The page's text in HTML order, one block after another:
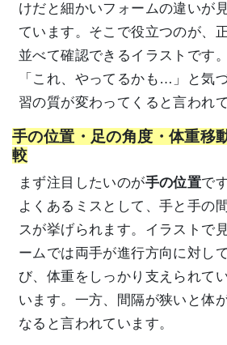
けだと細かいフォームの違いが
ています。そこで役立つのが、
並べて確認できるイラストです。
「これ、やってるかも…」と気
習の質が変わってくると言われ
手の位置・足の角度・体重移
較
まず注目したいのが手の位置で
よくあるミスとして、手と手の
スが挙げられます。イラストで
ームでは両手が進行方向に対し
び、体重をしっかり支えられて
います。一方、間隔が狭いと体
なると言われています。